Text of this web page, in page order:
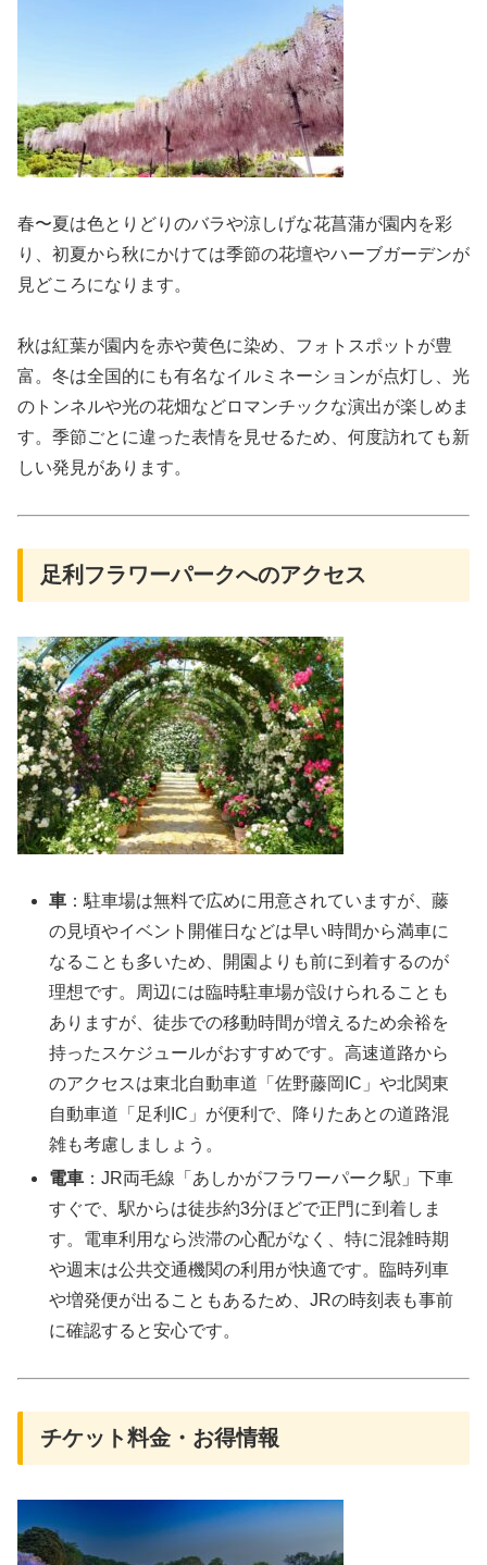
春〜夏は色とりどりのバラや涼しげな花菖蒲が園内を彩
り、初夏から秋にかけては季節の花壇やハーブガーデンが
見どころになります。
秋は紅葉が園内を赤や黄色に染め、フォトスポットが豊
富。冬は全国的にも有名なイルミネーションが点灯し、光
のトンネルや光の花畑などロマンチックな演出が楽しめま
す。季節ごとに違った表情を見せるため、何度訪れても新
しい発見があります。
足利フラワーパークへのアクセス
車 ：駐車場は無料で広めに用意されていますが、藤
の見頃やイベント開催日などは早い時間から満車に
なることも多いため、開園よりも前に到着するのが
理想です。周辺には臨時駐車場が設けられることも
ありますが、徒歩での移動時間が増えるため余裕を
持ったスケジュールがおすすめです。高速道路から
のアクセスは東北自動車道「佐野藤岡IC」や北関東
自動車道「足利IC」が便利で、降りたあとの道路混
雑も考慮しましょう。
電車 ：JR両毛線「あしかがフラワーパーク駅」下車
すぐで、駅からは徒歩約3分ほどで正門に到着しま
す。電車利用なら渋滞の心配がなく、特に混雑時期
や週末は公共交通機関の利用が快適です。臨時列車
や増発便が出ることもあるため、JRの時刻表も事前
に確認すると安心です。
チケット料金・お得情報